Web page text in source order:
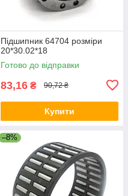
Підшипник 64704 розміри
20*30.02*18
Готово до відправки
83,16 ₴ 90,72 ₴
Купити
–8%